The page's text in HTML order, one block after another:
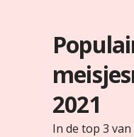
2021
In de top 3